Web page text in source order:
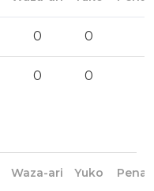
0 0
0 0
Waza-ari Yuko